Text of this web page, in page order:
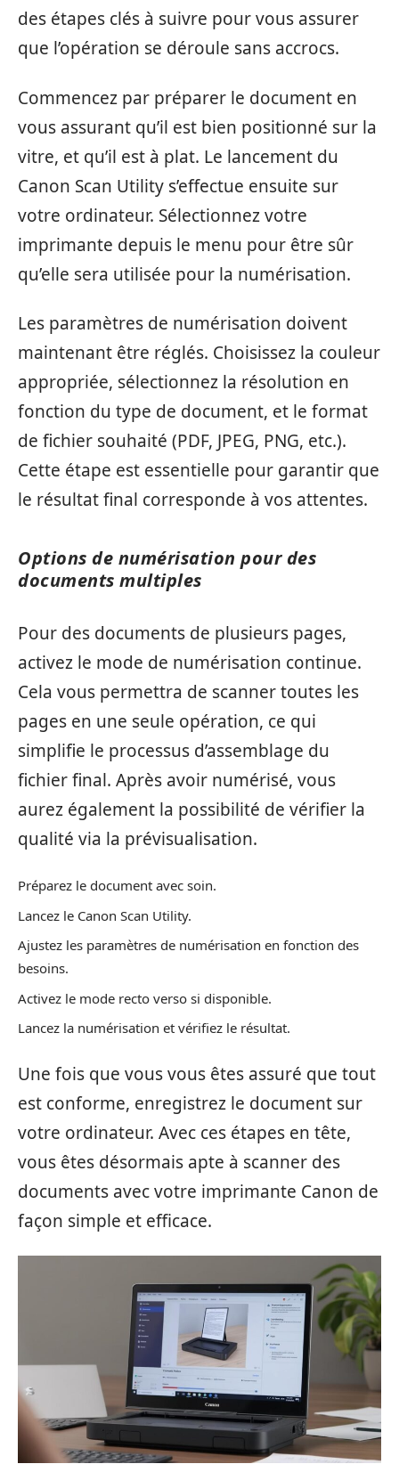
des étapes clés à suivre pour vous assurer
que l’opération se déroule sans accrocs.
Commencez par préparer le document en
vous assurant qu’il est bien positionné sur la
vitre, et qu’il est à plat. Le lancement du
Canon Scan Utility s’effectue ensuite sur
votre ordinateur. Sélectionnez votre
imprimante depuis le menu pour être sûr
qu’elle sera utilisée pour la numérisation.
Les paramètres de numérisation doivent
maintenant être réglés. Choisissez la couleur
appropriée, sélectionnez la résolution en
fonction du type de document, et le format
de fichier souhaité (PDF, JPEG, PNG, etc.).
Cette étape est essentielle pour garantir que
le résultat final corresponde à vos attentes.
Options de numérisation pour des
documents multiples
Pour des documents de plusieurs pages,
activez le mode de numérisation continue.
Cela vous permettra de scanner toutes les
pages en une seule opération, ce qui
simplifie le processus d’assemblage du
fichier final. Après avoir numérisé, vous
aurez également la possibilité de vérifier la
qualité via la prévisualisation.
Préparez le document avec soin.
Lancez le Canon Scan Utility.
Ajustez les paramètres de numérisation en fonction des
besoins.
Activez le mode recto verso si disponible.
Lancez la numérisation et vérifiez le résultat.
Une fois que vous vous êtes assuré que tout
est conforme, enregistrez le document sur
votre ordinateur. Avec ces étapes en tête,
vous êtes désormais apte à scanner des
documents avec votre imprimante Canon de
façon simple et efficace.